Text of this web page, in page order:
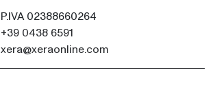
P.IVA 02388660264
+39 0438 6591
xera@xeraonline.com